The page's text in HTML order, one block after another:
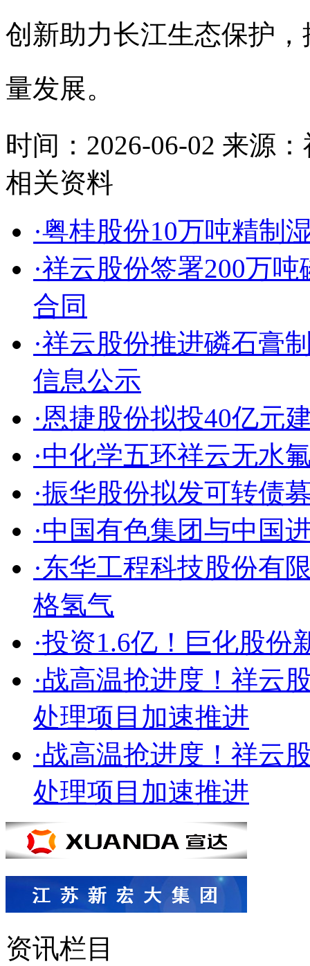
创新助力长江生态保护
量发展。
时间：2026-06-02 来源
相关资料
·粤桂股份10万吨精制
·祥云股份签署200万
合同
·祥云股份推进磷石膏
信息公示
·恩捷股份拟投40亿元
·中化学五环祥云无水
·振华股份拟发可转债
·中国有色集团与中国
·东华工程科技股份有
格氢气
·投资1.6亿！巨化股
·战高温抢进度！祥云
处理项目加速推进
·战高温抢进度！祥云
处理项目加速推进
资讯栏目